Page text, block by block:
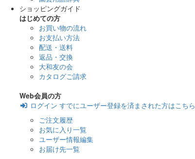
ショッピングガイド
はじめての方
お買い物の流れ
お支払い方法
配送・送料
返品・交換
大和友の会
カタログご請求
Web会員の方
ログイン すでにユーザー登録を済まされた方はこちら
ご注文履歴
お気に入り一覧
ユーザー情報編集
お届け先一覧